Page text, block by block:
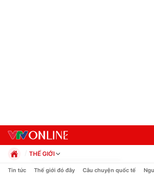
THẾ GIỚI
Chính trị
Tin tức Thế giới đó đây Câu chuyện quốc tế